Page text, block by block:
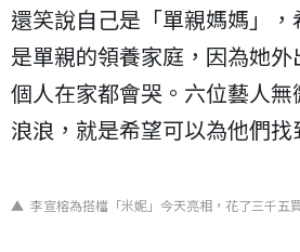
還笑說自己是「單親媽媽」
是單親的領養家庭，因為她
個人在家都會哭。六位藝人
浪浪，就是希望可以為他們找
▲ 李宣榕為搭檔「米妮」今天亮相，花了三千五